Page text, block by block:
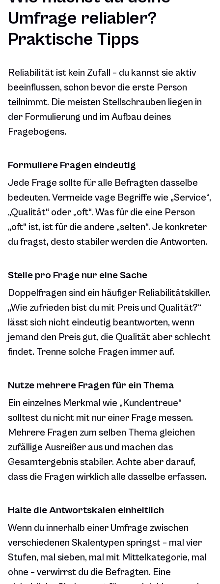
Umfrage reliabler?
Praktische Tipps
Reliabilität ist kein Zufall – du kannst sie aktiv
beeinflussen, schon bevor die erste Person
teilnimmt. Die meisten Stellschrauben liegen in
der Formulierung und im Aufbau deines
Fragebogens.
Formuliere Fragen eindeutig
Jede Frage sollte für alle Befragten dasselbe
bedeuten. Vermeide vage Begriffe wie „Service“,
„Qualität“ oder „oft“. Was für die eine Person
„oft“ ist, ist für die andere „selten“. Je konkreter
du fragst, desto stabiler werden die Antworten.
Stelle pro Frage nur eine Sache
Doppelfragen sind ein häufiger Reliabilitätskiller.
„Wie zufrieden bist du mit Preis und Qualität?“
lässt sich nicht eindeutig beantworten, wenn
jemand den Preis gut, die Qualität aber schlecht
findet. Trenne solche Fragen immer auf.
Nutze mehrere Fragen für ein Thema
Ein einzelnes Merkmal wie „Kundentreue“
solltest du nicht mit nur einer Frage messen.
Mehrere Fragen zum selben Thema gleichen
zufällige Ausreißer aus und machen das
Gesamtergebnis stabiler. Achte aber darauf,
dass die Fragen wirklich alle dasselbe erfassen.
Halte die Antwortskalen einheitlich
Wenn du innerhalb einer Umfrage zwischen
verschiedenen Skalentypen springst – mal vier
Stufen, mal sieben, mal mit Mittelkategorie, mal
ohne – verwirrst du die Befragten. Eine